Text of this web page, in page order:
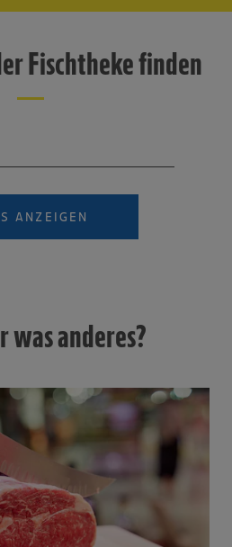
Fischtheke finden
ANZEIGEN
was anderes?